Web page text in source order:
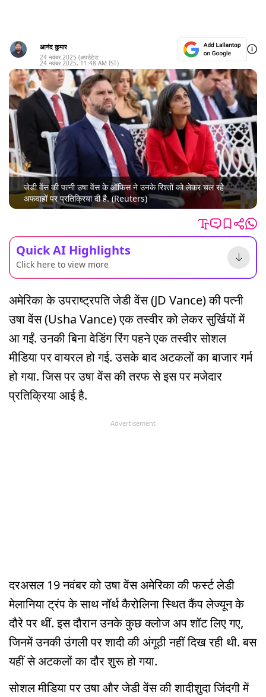
आनंद कुमार
24 नवंबर 2025 (अपडेटेड:
24 नवंबर 2025, 11:48 AM IST)
जेडी वेंस की पत्नी उषा वेंस के ऑफिस ने उनके रिश्तों को लेकर चल रहे
अफवाहों पर प्रतिक्रिया दी है. (Reuters)
Quick AI Highlights
Click here to view more
अमेरिका के उपराष्ट्रपति जेडी वेंस (JD Vance) की पत्नी
उषा वेंस (Usha Vance) एक तस्वीर को लेकर सुर्खियों में
आ गईं. उनकी बिना वेडिंग रिंग पहने एक तस्वीर सोशल
मीडिया पर वायरल हो गई. उसके बाद अटकलों का बाजार गर्म
हो गया. जिस पर उषा वेंस की तरफ से इस पर मजेदार
प्रतिक्रिया आई है.
Advertisement
दरअसल 19 नवंबर को उषा वेंस अमेरिका की फर्स्ट लेडी
मेलानिया ट्रंप के साथ नॉर्थ कैरोलिना स्थित कैंप लेज्यून के
दौरे पर थीं. इस दौरान उनके कुछ क्लोज अप शॉट लिए गए,
जिनमें उनकी उंगली पर शादी की अंगूठी नहीं दिख रही थी. बस
यहीं से अटकलों का दौर शुरू हो गया.
सोशल मीडिया पर उषा और जेडी वेंस की शादीशुदा जिंदगी में